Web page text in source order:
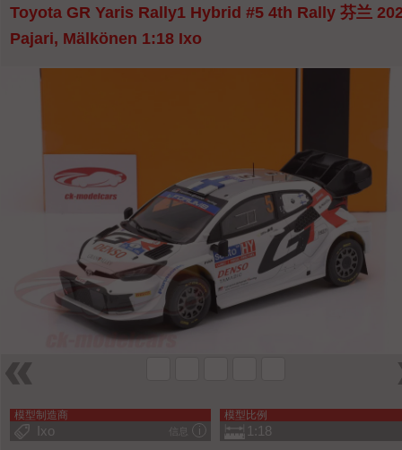
Toyota GR Yaris Rally1 Hybrid #5 4th Rally 芬兰
Pajari, Mälkönen 1:18 Ixo
模型制造商
信息
Ixo
模型比例
1:18